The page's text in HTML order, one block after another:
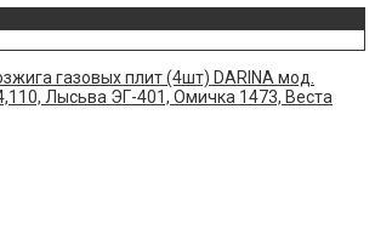
газовых плит (4шт) DARINA мод.
Лысьва ЭГ-401, Омичка 1473, Веста